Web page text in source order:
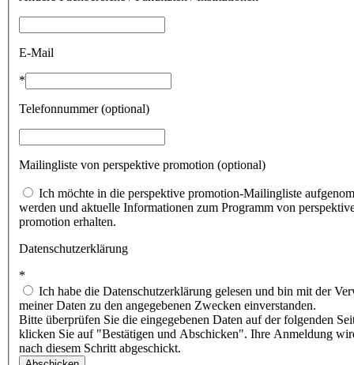
E-Mail
*
Telefonnummer (optional)
Mailingliste von perspektive promotion (optional)
werden und aktuelle Informationen zum Programm von
promotion erhalten.
Datenschutzerklärung
*
meiner Daten zu den angegebenen Zwecken einverstanden.
Bitte überprüfen Sie die eingegebenen Daten auf der folgenden
klicken Sie auf "Bestätigen und Abschicken". Ihre Anmeldung
nach diesem Schritt abgeschickt.